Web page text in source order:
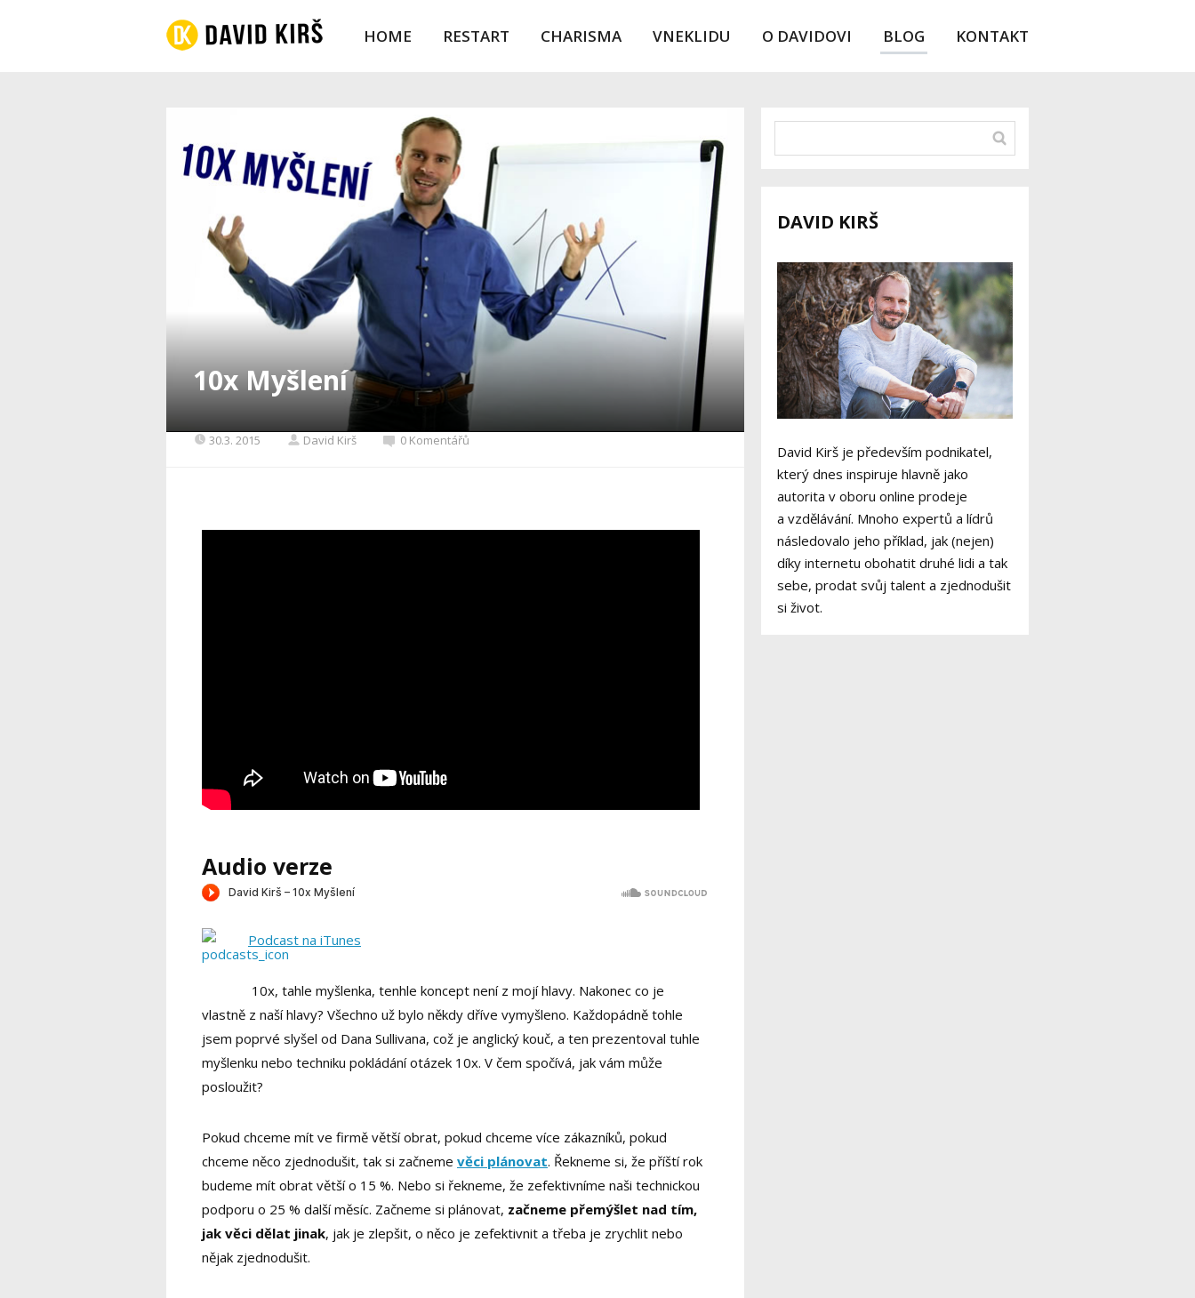
HOME RESTART CHARISMA VNEKLIDU O DAVIDOVI BLOG KONTAKT
10x Myšlení
30.3. 2015 David Kirš 0 Komentářů
Audio verze
Podcast na iTunes
10x, tahle myšlenka, tenhle koncept není z mojí hlavy. Nakonec co je
vlastně z naší hlavy? Všechno už bylo někdy dříve vymyšleno. Každopádně tohle
jsem poprvé slyšel od Dana Sullivana, což je anglický kouč, a ten prezentoval tuhle
myšlenku nebo techniku pokládání otázek 10x. V čem spočívá, jak vám může
posloužit?
Pokud chceme mít ve firmě větší obrat, pokud chceme více zákazníků, pokud
chceme něco zjednodušit, tak si začneme věci plánovat. Řekneme si, že příští rok
budeme mít obrat větší o 15 %. Nebo si řekneme, že zefektivníme naši technickou
podporu o 25 % další měsíc. Začneme si plánovat, začneme přemýšlet nad tím,
jak věci dělat jinak, jak je zlepšit, o něco je zefektivnit a třeba je zrychlit nebo
nějak zjednodušit.
DAVID KIRŠ
David Kirš je především podnikatel,
který dnes inspiruje hlavně jako
autorita v oboru online prodeje
a vzdělávání. Mnoho expertů a lídrů
následovalo jeho příklad, jak (nejen)
díky internetu obohatit druhé lidi a tak
sebe, prodat svůj talent a zjednodušit
si život.